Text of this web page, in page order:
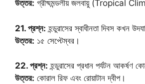
উত্তর: গ্রীষ্মমন্ডলীয় জলবায়ু (Tropical
21. প্রশ্ন: হন্ডুরাসের স্বাধীনতা দিবস কখন
উত্তর: ১৫ সেপ্টেম্বর।
22. প্রশ্ন: হন্ডুরাসের প্রধান পর্যটন আকর্ষণ
উত্তর: কোরাল রিফ এবং রোয়াটান দ্বীপ।